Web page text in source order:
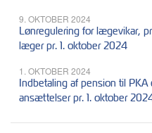
9. OKTOBER 2024
Lønregulering for lægevikar,
læger pr. 1. oktober 2024
1. OKTOBER 2024
Indbetaling af pension til
ansættelser pr. 1. oktober